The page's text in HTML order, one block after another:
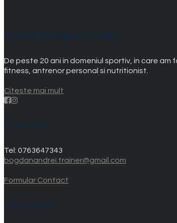
DESPRE BOGDAN ANDREI
De peste 20 ani in domeniul sportiv, in care
fitness, antrenor personal si nutritionist.
Citeste mai mult
CONTACT
Tel: 0763647343
bogdanandrei.trainer@gmail.com
Formular Contact
INFORMATII